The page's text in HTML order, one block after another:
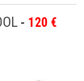
120 €